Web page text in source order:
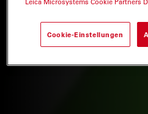
Cookie-Einstellungen